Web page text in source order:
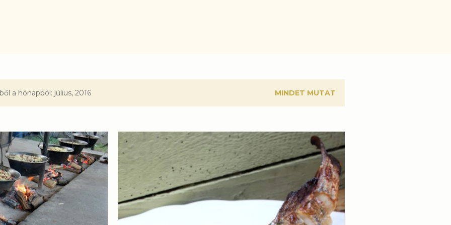
a hónapból: július, 2016 MINDET MUTAT